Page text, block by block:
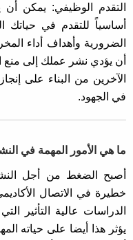
التقدم الوظيفي: يمكن
أساسياً للتقدم في حياتك
الضرورية وأهداف أداء
أن يؤدي نشر عملك إلى منع
الآخرين من البناء على
في الجهود.
ما هي الأمور المهمة في
أصبح الضغط من أجل
خطيرة في الاتصال
الدراسات عالية التأثير
يؤثر هذا أيضا على حياته